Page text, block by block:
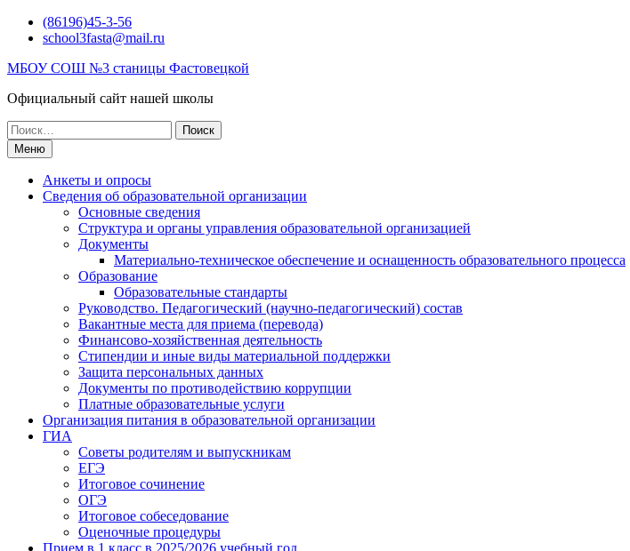
Перейти(86196)45-3-56
school3fasta@mail.ru
МБОУ СОШ №3 станицы Фастовецкой
Официальный сайт нашей школы
Поиск
по:Меню
Анкеты и опросы
Сведения об образовательной организации
Основные сведения
Структура и органы управления образовательной организацией
Документы
Материально-техническое обеспечение и оснащенность образовательного процесса
Образование
Образовательные стандарты
Руководство. Педагогический (научно-педагогический) состав
Вакантные места для приема (перевода)
Финансово-хозяйственная деятельность
Стипендии и иные виды материальной поддержки
Защита персональных данных
Документы по противодействию коррупции
Платные образовательные услуги
Организация питания в образовательной организации
ГИА
Советы родителям и выпускникам
ЕГЭ
Итоговое сочинение
ОГЭ
Итоговое собеседование
Оценочные процедуры
Прием в 1 класс в 2025/2026 учебный год